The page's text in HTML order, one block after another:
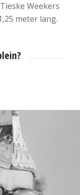
Weekers
meter lang.